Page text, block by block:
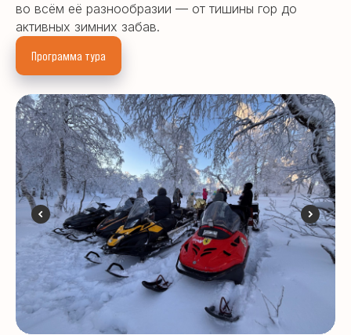
во всём её разнообразии — от тишины гор до
активных зимних забав.
Программа тура